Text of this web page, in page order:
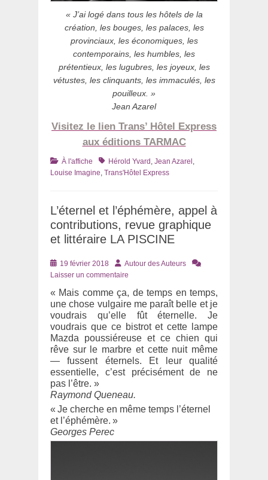
« J’ai logé dans tous les hôtels de la
création, les bouges, les palaces, les
provinciaux, les économiques, les
contemporains, les humbles, les
prétentieux, les lugubres, les joyeux, les
vétustes, les clinquants, les immaculés, les
pouilleux. »
Jean Azarel
Visitez le lien Trans’ Hôtel Express
aux éditions TARMAC
Catégories
À l'affiche TagsHérold Yvard Jean Azarel
Louise Imagine Trans'Hôtel Express
L’éternel et l’éphémère, appel à
contributions, revue graphique
et littéraire LA PISCINE
Posté
le
19 février 2018 AuteurAutour des Auteurs
Laisser un commentaire
« Mais comme ça, de temps en temps,
une chose vulgaire me paraît belle et je
voudrais qu’elle fût éternelle. Je
voudrais que ce bistrot et cette lampe
Mazda poussiéreuse et ce chien qui
rêve sur le marbre et cette nuit même
— fussent éternels. Et leur qualité
essentielle, c’est précisément de ne
pas l’être. »
Raymond Queneau.
« Je cherche en même temps l’éternel
et l’éphémère. »
Georges Perec